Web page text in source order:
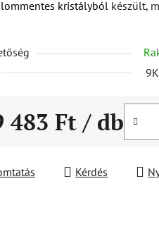
kristályból készült,
483 Ft / db
Kérdés